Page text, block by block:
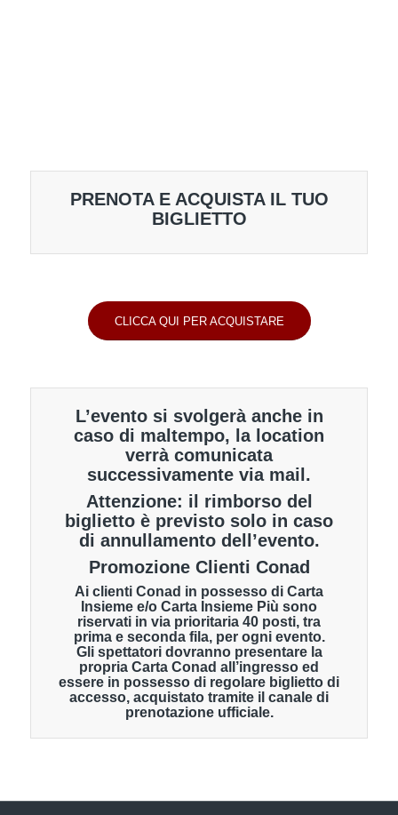
PRENOTA E ACQUISTA IL TUO
BIGLIETTO
CLICCA QUI PER ACQUISTARE
L’evento si svolgerà anche in
caso di maltempo, la location
verrà comunicata
successivamente via mail.
Attenzione: il rimborso del
biglietto è previsto solo in caso
di annullamento dell’evento.
Promozione Clienti Conad
Ai clienti Conad in possesso di Carta
Insieme e/o Carta Insieme Più sono
riservati in via prioritaria 40 posti, tra
prima e seconda fila, per ogni evento.
Gli spettatori dovranno presentare la
propria Carta Conad all’ingresso ed
essere in possesso di regolare biglietto di
accesso, acquistato tramite il canale di
prenotazione ufficiale.